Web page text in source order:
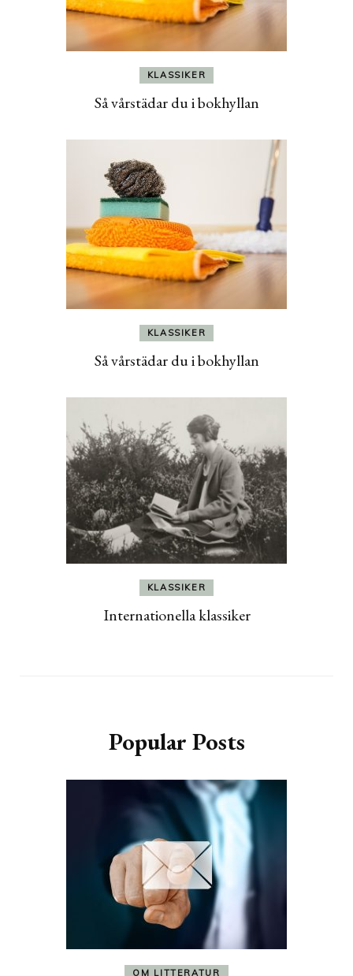
KLASSIKER
Så vårstädar du i bokhyllan
KLASSIKER
Så vårstädar du i bokhyllan
KLASSIKER
Internationella klassiker
Popular Posts
OM LITTERATUR